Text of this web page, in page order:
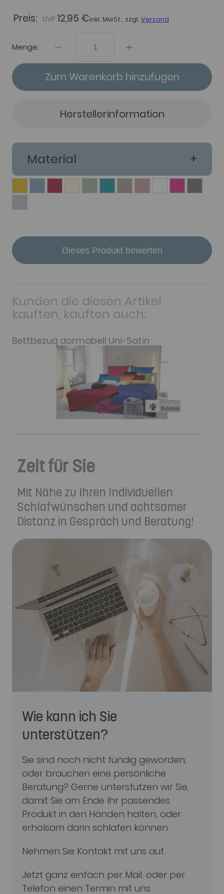
Preis: 12,95 €inkl. MwSt., zzgl. Versand
Menge:
Zum Warenkorb hinzufügen
Herstellerinformation
Material
Dieses Produkt bewerten
Kunden die diesen Artikel
kauften, kauften auch:
Bettbezug dormabell Uni-Satin
Zeit für Sie
Mit Nähe zu Ihren Individuellen
Schlafwünschen und achtsamer
Distanz in Gespräch und Beratung!
Wie kann ich Sie
unterstützen?
Sie sind noch nicht fündig geworden,
oder brauchen eine persönliche
Beratung? Gerne unterstützen wir Sie,
damit Sie am Ende Ihr passendes
Produkt in den Händen halten, oder
erholsam darin schlafen können.
Nehmen Sie Kontakt mit uns auf.
Jetzt ganz einfach per Mail, oder per
Telefon einen Termin mit uns